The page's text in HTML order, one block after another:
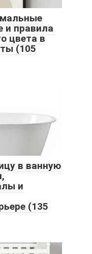
и правила
цвета в
(105
в ванную
и
(135